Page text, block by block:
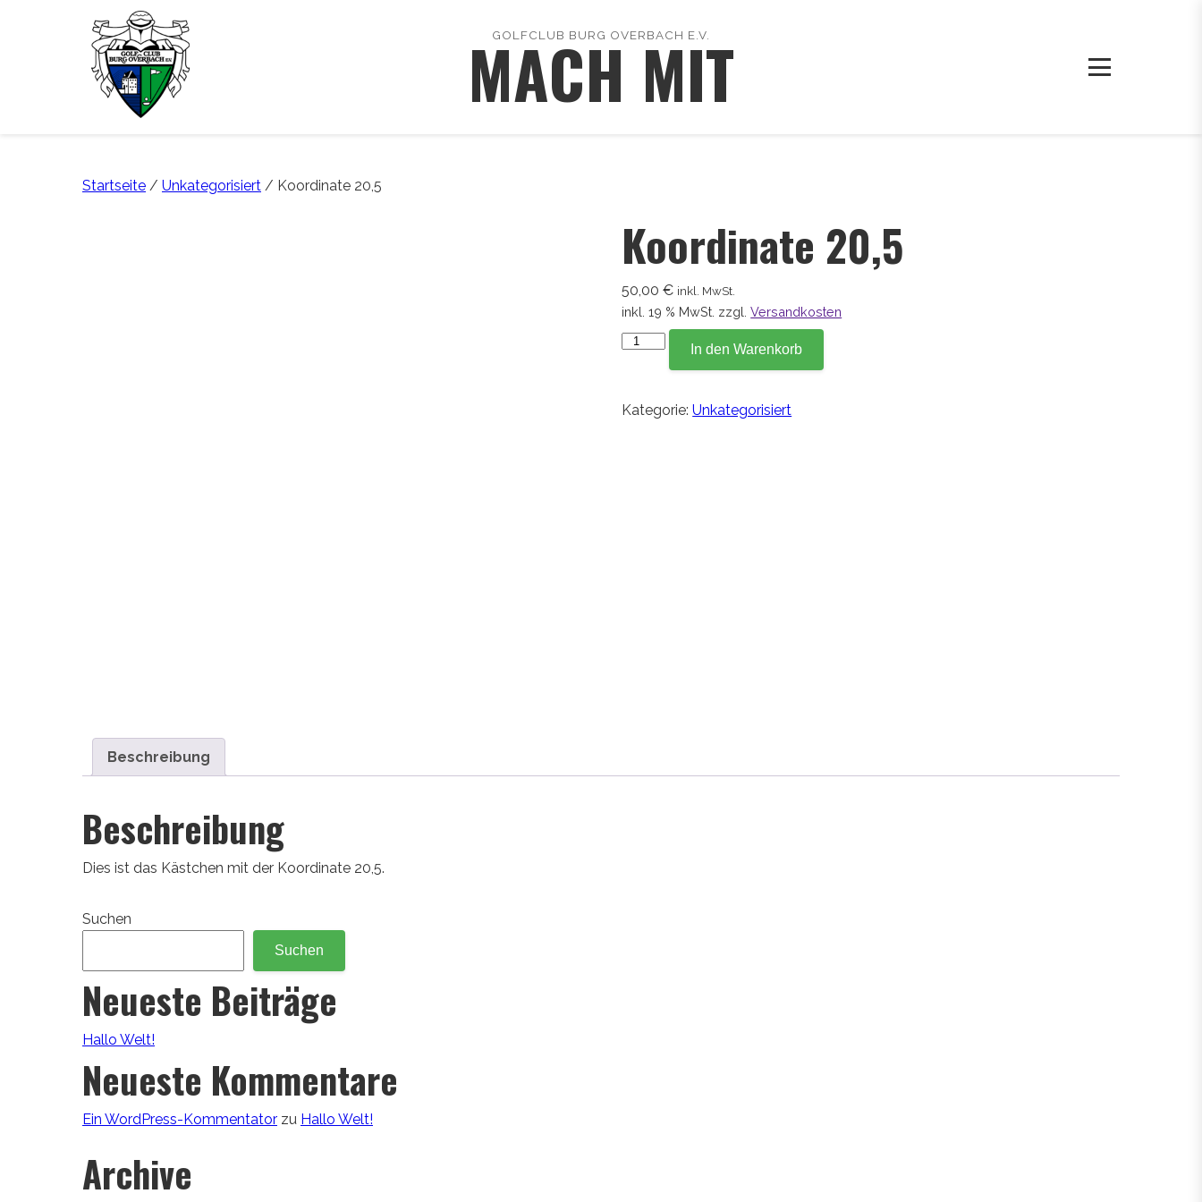
GOLFCLUB BURG OVERBACH E.V.
MACH MIT
Startseite / Unkategorisiert / Koordinate 20,5
Koordinate 20,5
50,00€ inkl. MwSt.
inkl. 19 % MwSt. zzgl.Versandkosten
Koordinate
In den Warenkorb
Kategorie:Unkategorisiert
Beschreibung
Beschreibung
Dies ist das Kästchen mit der Koordinate 20,5.
Suchen
Suchen
Neueste Beiträge
Hallo Welt!
Neueste Kommentare
Ein WordPress-Kommentator zu Hallo Welt!
Archive